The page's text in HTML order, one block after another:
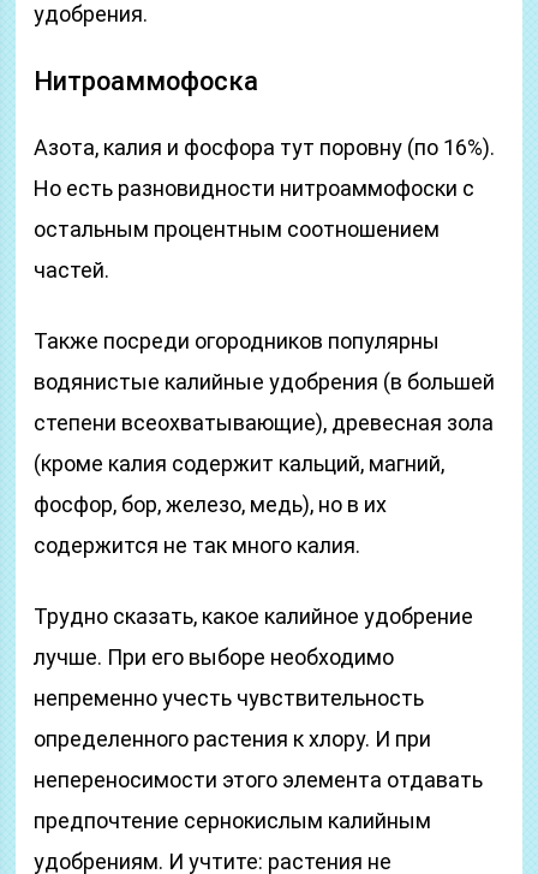
удобрения.
Нитроаммофоска
Азота, калия и фосфора тут поровну (по 16%).
Но есть разновидности нитроаммофоски с
остальным процентным соотношением
частей.
Также посреди огородников популярны
водянистые калийные удобрения (в большей
степени всеохватывающие), древесная зола
(кроме калия содержит кальций, магний,
фосфор, бор, железо, медь), но в их
содержится не так много калия.
Трудно сказать, какое калийное удобрение
лучше. При его выборе необходимо
непременно учесть чувствительность
определенного растения к хлору. И при
непереносимости этого элемента отдавать
предпочтение сернокислым калийным
удобрениям. И учтите: растения не